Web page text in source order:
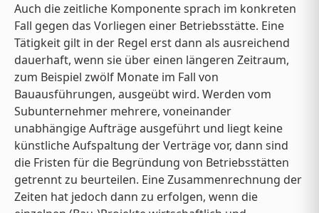
Auch die zeitliche Komponente sprach im konkreten
Fall gegen das Vorliegen einer Betriebsstätte. Eine
Tätigkeit gilt in der Regel erst dann als ausreichend
dauerhaft, wenn sie über einen längeren Zeitraum,
zum Beispiel zwölf Monate im Fall von
Bauausführungen, ausgeübt wird. Werden vom
Subunternehmer mehrere, voneinander
unabhängige Aufträge ausgeführt und liegt keine
künstliche Aufspaltung der Verträge vor, dann sind
die Fristen für die Begründung von Betriebsstätten
getrennt zu beurteilen. Eine Zusammenrechnung der
Zeiten hat jedoch dann zu erfolgen, wenn die